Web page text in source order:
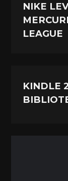
NIKE
LEAGUE
KINDLE